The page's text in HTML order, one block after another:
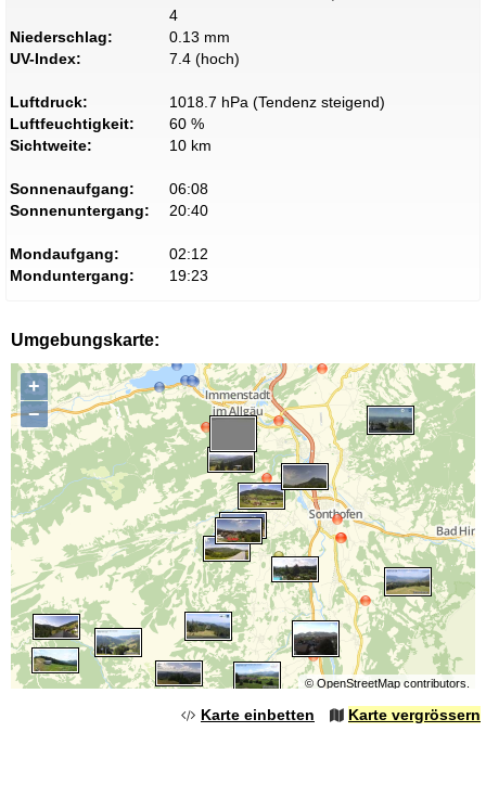
4
Niederschlag:
0.13 mm
UV-Index:
7.4 (hoch)
Luftdruck:
1018.7 hPa (Tendenz steigend)
Luftfeuchtigkeit:
60 %
Sichtweite:
10 km
Sonnenaufgang:
06:08
Sonnenuntergang:
20:40
Mondaufgang:
02:12
Monduntergang:
19:23
Umgebungskarte:
+
−
© OpenStreetMapcontributors.
Karte einbetten Karte vergrössern